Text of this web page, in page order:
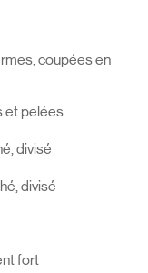
coupées en
et pelées
divisé
divisé
fort